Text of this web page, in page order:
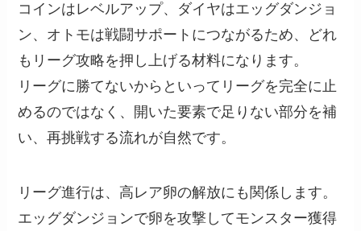
コインはレベルアップ、ダイヤはエッグダンジョ
ン、オトモは戦闘サポートにつながるため、どれ
もリーグ攻略を押し上げる材料になります。
リーグに勝てないからといってリーグを完全に止
めるのではなく、開いた要素で足りない部分を補
い、再挑戦する流れが自然です。
リーグ進行は、高レア卵の解放にも関係します。
エッグダンジョンで卵を攻撃してモンスター獲得